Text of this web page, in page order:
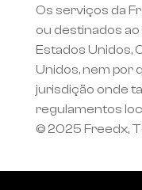
Os serviços da
ou destinados
Estados Unidos,
Unidos, nem por
jurisdição onde
regulamentos
© 2025 Freedx,